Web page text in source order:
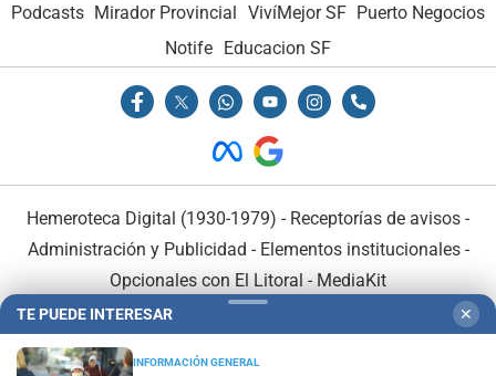
Podcasts Mirador Provincial VivíMejor SF Puerto Negocios
Notife Educacion SF
Hemeroteca Digital (1930-1979) - Receptorías de avisos -
Administración y Publicidad - Elementos institucionales-
Opcionales con El Litoral - MediaKit
TE PUEDE INTERESAR ✕
INFORMACIÓN GENERAL